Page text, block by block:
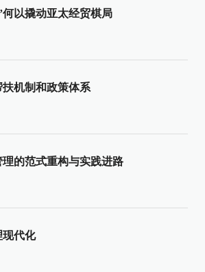
以撬动亚太经贸棋局
机制和政策体系
的范式重构与实践进路
现代化